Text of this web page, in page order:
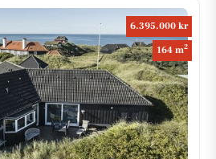
6.395.000 kr
164 m2